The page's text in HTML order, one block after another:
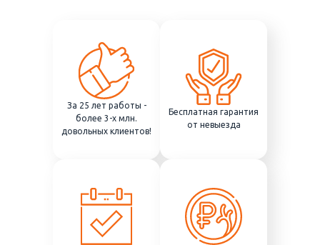
За 25 лет работы -
более 3-х млн.
довольных клиентов!
Бесплатная гарантия
от невыезда